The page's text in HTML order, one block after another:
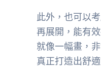
此外，也可以
再展開，能有
就像一幅畫，
真正打造出舒